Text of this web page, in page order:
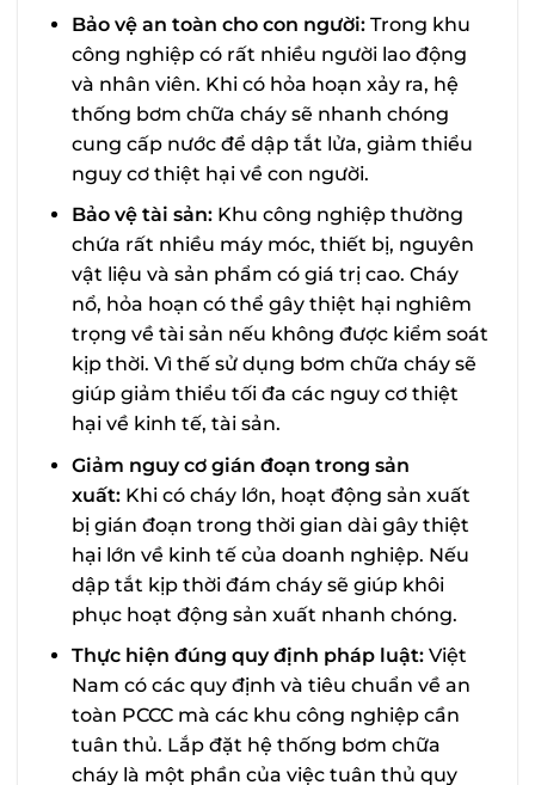
Bảo vệ an toàn cho con người:Trong khu
công nghiệp có rất nhiều người lao động
và nhân viên. Khi có hỏa hoạn xảy ra, hệ
thống bơm chữa cháy sẽ nhanh chóng
cung cấp nước để dập tắt lửa, giảm thiểu
nguy cơ thiệt hại về con người.
Bảo vệ tài sản:Khu công nghiệp thường
chứa rất nhiều máy móc, thiết bị, nguyên
vật liệu và sản phẩm có giá trị cao. Cháy
nổ, hỏa hoạn có thể gây thiệt hại nghiêm
trọng về tài sản nếu không được kiểm soát
kịp thời. Vì thế sử dụng bơm chữa cháy sẽ
giúp giảm thiểu tối đa các nguy cơ thiệt
hại về kinh tế, tài sản.
Giảm nguy cơ gián đoạn trong sản
xuất:Khi có cháy lớn, hoạt động sản xuất
bị gián đoạn trong thời gian dài gây thiệt
hại lớn về kinh tế của doanh nghiệp. Nếu
dập tắt kịp thời đám cháy sẽ giúp khôi
phục hoạt động sản xuất nhanh chóng.
Thực hiện đúng quy định pháp luật: Việt
Nam có các quy định và tiêu chuẩn về an
toàn PCCC mà các khu công nghiệp cần
tuân thủ. Lắp đặt hệ thống bơm chữa
cháy là một phần của việc tuân thủ quy